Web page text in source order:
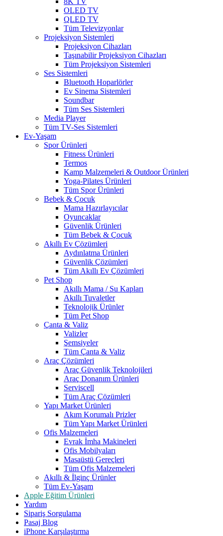
OLED TV
QLED TV
Tüm Televizyonlar
Projeksiyon Sistemleri
Projeksiyon Cihazları
Taşınabilir Projeksiyon Cihazları
Tüm Projeksiyon Sistemleri
Ses Sistemleri
Bluetooth Hoparlörler
Ev Sinema Sistemleri
Soundbar
Tüm Ses Sistemleri
Media Player
Tüm TV-Ses Sistemleri
Ev-Yaşam
Spor Ürünleri
Fitness Ürünleri
Termos
Kamp Malzemeleri & Outdoor Ürünleri
Yoga-Pilates Ürünleri
Tüm Spor Ürünleri
Bebek & Çocuk
Mama Hazırlayıcılar
Oyuncaklar
Güvenlik Ürünleri
Tüm Bebek & Çocuk
Akıllı Ev Çözümleri
Aydınlatma Ürünleri
Güvenlik Çözümleri
Tüm Akıllı Ev Çözümleri
Pet Shop
Akıllı Mama / Su Kapları
Akıllı Tuvaletler
Teknolojik Ürünler
Tüm Pet Shop
Çanta & Valiz
Valizler
Şemsiyeler
Tüm Çanta & Valiz
Araç Çözümleri
Araç Güvenlik Teknolojileri
Araç Donanım Ürünleri
Serviscell
Tüm Araç Çözümleri
Yapı Market Ürünleri
Akım Korumalı Prizler
Tüm Yapı Market Ürünleri
Ofis Malzemeleri
Evrak İmha Makineleri
Ofis Mobilyaları
Masaüstü Gereçleri
Tüm Ofis Malzemeleri
Akıllı & İlginç Ürünler
Tüm Ev-Yaşam
Apple Eğitim Ürünleri
Yardım
Sipariş Sorgulama
Pasaj Blog
iPhone Karşılaştırma